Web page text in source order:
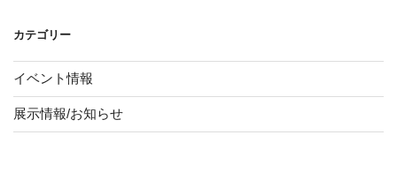
カテゴリー
イベント情報
展示情報/お知らせ